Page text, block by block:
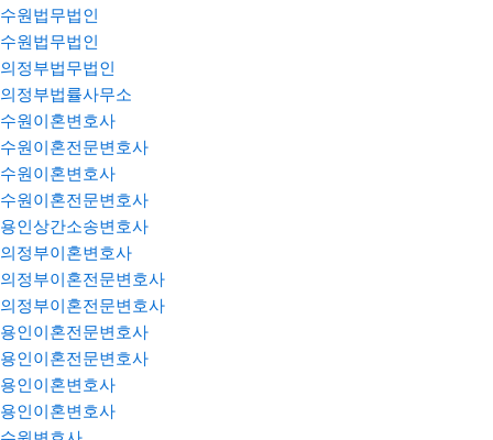
수원법무법인
수원법무법인
의정부법무법인
의정부법률사무소
수원이혼변호사
수원이혼전문변호사
수원이혼변호사
수원이혼전문변호사
용인상간소송변호사
의정부이혼변호사
의정부이혼전문변호사
의정부이혼전문변호사
용인이혼전문변호사
용인이혼전문변호사
용인이혼변호사
용인이혼변호사